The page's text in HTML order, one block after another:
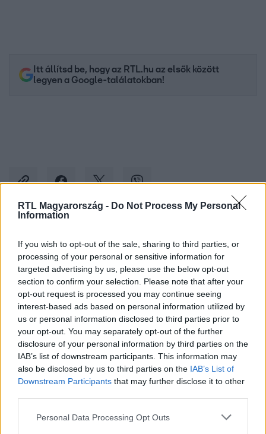
RTL Magyarország - Do Not Process My Personal
Information
If you wish to opt-out of the sale, sharing to third parties, or
processing of your personal or sensitive information for
targeted advertising by us, please use the below opt-out
section to confirm your selection. Please note that after your
opt-out request is processed you may continue seeing
interest-based ads based on personal information utilized by
us or personal information disclosed to third parties prior to
your opt-out. You may separately opt-out of the further
disclosure of your personal information by third parties on the
IAB’s list of downstream participants. This information may
also be disclosed by us to third parties on the IAB’s List of
Downstream Participants that may further disclose it to other
Please note that this website/app uses one or more Google
Personal Data Processing Opt Outs
Itt állítsd be, hogy az RTL.hu az elsők között
legyen a Google-találatokban!
Facebookon is!
Követem
FILMEK
#FELDOLGOZÁS #AMERIKAI #AL PACINO